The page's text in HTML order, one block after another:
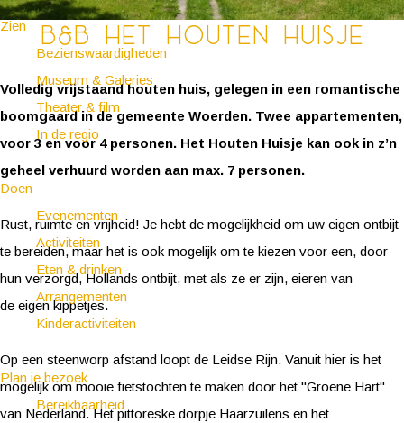
Zien
Bezienswaardigheden
Museum & Galeries
Theater & film
In de regio
Doen
Evenementen
Activiteiten
Eten & drinken
Arrangementen
Kinderactiviteiten
Plan je bezoek
Bereikbaarheid
B&B Het Houten Huisje
Volledig vrijstaand houten huis, gelegen in een romantische
boomgaard in de gemeente Woerden. Twee appartementen,
voor 3 en voor 4 personen. Het Houten Huisje kan ook in z’n
geheel verhuurd worden aan max. 7 personen.
Rust, ruimte en vrijheid! Je hebt de mogelijkheid om uw eigen ontbijt
te bereiden, maar het is ook mogelijk om te kiezen voor een, door
hun verzorgd, Hollands ontbijt, met als ze er zijn, eieren van
de eigen kippetjes.
Op een steenworp afstand loopt de Leidse Rijn. Vanuit hier is het
mogelijk om mooie fietstochten te maken door het "Groene Hart"
van Nederland. Het pittoreske dorpje Haarzuilens en het